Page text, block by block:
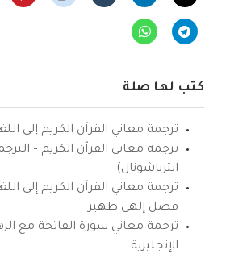
كتب لها صلة
ترجمة معاني القرآن الكريم إلى
ترجمة معاني القرآن الكريم –
انترناشونال)
ترجمة معاني القرآن الكريم إلى
فضل إلهي ظهير
ترجمة معاني سورة الفاتحة مع
الإنجليزية